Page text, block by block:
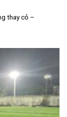
thay cỏ –